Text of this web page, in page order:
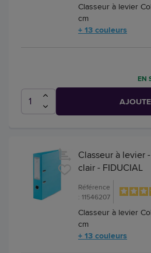
Classeur à levier
cm
+ 13 couleurs
EN
Classeur à levier
clair - FIDUCIAL
Référence
: 11546207
Classeur à levier
cm
+ 13 couleurs